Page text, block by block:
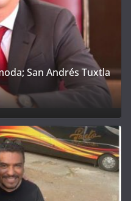
San Andrés Tuxtla